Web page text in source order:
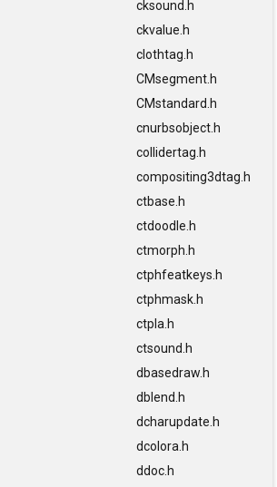
cksound.h
ckvalue.h
clothtag.h
CMsegment.h
CMstandard.h
cnurbsobject.h
collidertag.h
compositing3dtag.h
ctbase.h
ctdoodle.h
ctmorph.h
ctphfeatkeys.h
ctphmask.h
ctpla.h
ctsound.h
dbasedraw.h
dblend.h
dcharupdate.h
dcolora.h
ddoc.h